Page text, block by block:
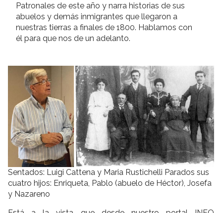
Patronales de este año y narra historias de sus
abuelos y demás inmigrantes que llegaron a
nuestras tierras a finales de 1800. Hablamos con
él para que nos de un adelanto.
Sentados: Luigi Cattena y Maria Rustichelli Parados sus
cuatro hijos: Enriqueta, Pablo (abuelo de Héctor), Josefa
y Nazareno